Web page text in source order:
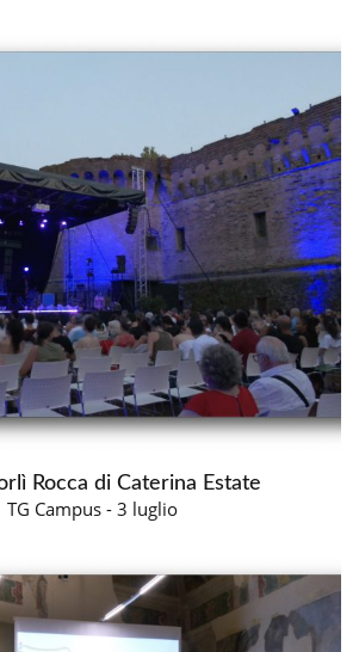
Rocca di Caterina Estate
TG Campus - 3 luglio